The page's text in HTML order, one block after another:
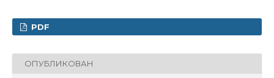
PDF
ОПУБЛИКОВАН